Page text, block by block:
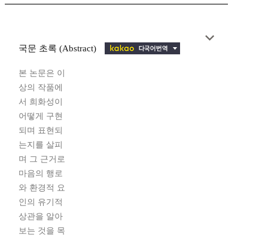
국문 초록 (Abstract)
본 논문은 이
상의 작품에
서 희화성이
어떻게 구현
되며 표현되
는지를 살피
며 그 근거로
마음의 행로
와 환경적 요
인의 유기적
상관을 알아
보는 것을 목